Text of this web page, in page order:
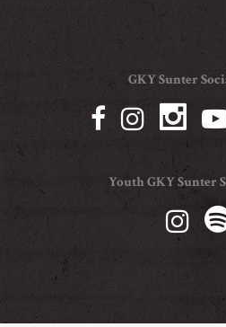
GKY Sunter
Youth GKY Sunter